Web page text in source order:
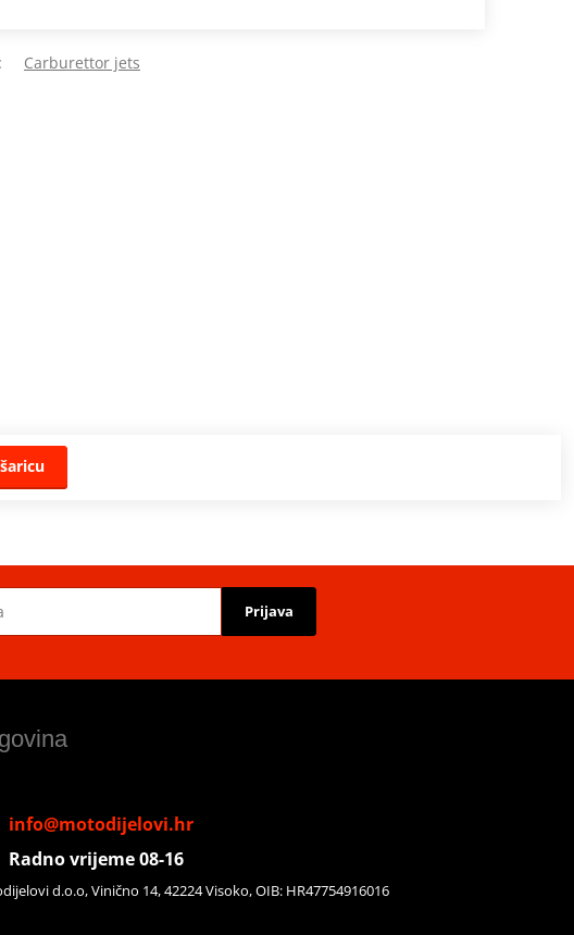
Carburettor jets
Prijava
info@motodijelovi.hr
Radno vrijeme 08-16
d.o.o, Vinično 14, 42224 Visoko, OIB: HR47754916016